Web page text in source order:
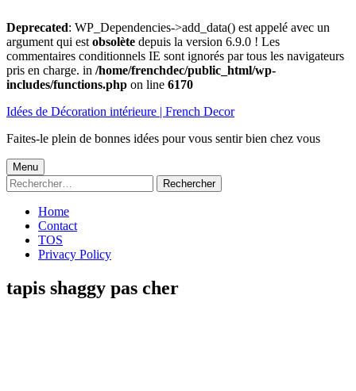
Deprecated: WP_Dependencies->add_data() est appelé avec un
argument qui est obsolète depuis la version 6.9.0 ! Les
commentaires conditionnels IE sont ignorés par tous les navigateurs
pris en charge. in /home/frenchdec/public_html/wp-
includes/functions.php on line 6170
au
Idées de Décoration intérieure | French Decor
Faites-le plein de bonnes idées pour vous sentir bien chez vous
Menu
principal
Menu
Rechercher :
Home
Contact
TOS
Privacy Policy
tapis shaggy pas cher